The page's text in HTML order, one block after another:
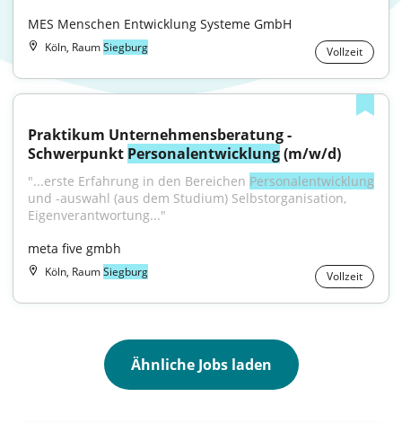
MES Menschen Entwicklung Systeme GmbH
Köln, RaumSiegburg Vollzeit
Praktikum Unternehmensberatung -
Schwerpunkt Personalentwicklung (m/w/d)
"...erste Erfahrung in den Bereichen Personalentwicklung
und -auswahl (aus dem Studium) Selbstorganisation,
Eigenverantwortung..."
meta five gmbh
Köln, RaumSiegburg Vollzeit
Ähnliche Jobs laden